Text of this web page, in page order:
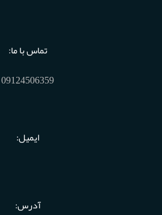
تماس با ما:
09124506359
ایمیل:
آدرس: